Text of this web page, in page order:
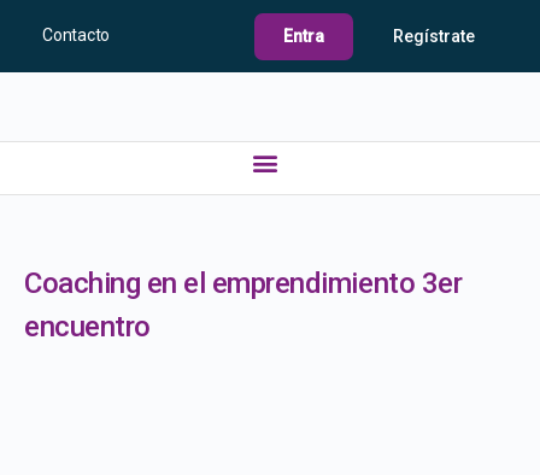
Contacto Entra Regístrate
Coaching en el emprendimiento 3er
encuentro